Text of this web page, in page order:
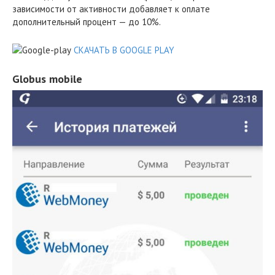
зависимости от активности добавляет к оплате
дополнительный процент — до 10%.
СКАЧАТЬ В GOOGLE PLAY
Globus mobile